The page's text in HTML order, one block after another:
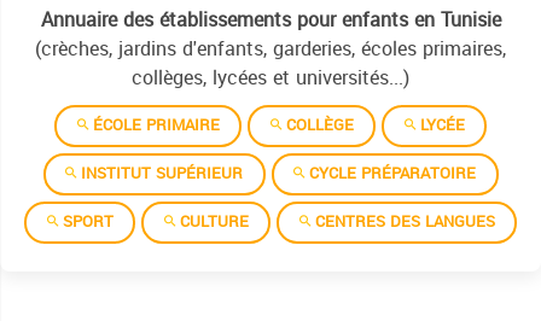
Annuaire des établissements pour enfants en Tunisie
(crèches, jardins d'enfants, garderies, écoles primaires,
collèges, lycées et universités...)
ÉCOLE PRIMAIRE COLLÈGE
LYCÉE
INSTITUT SUPÉRIEUR
CYCLE PRÉPARATOIRE
SPORT
CULTURE CENTRES DES LANGUES